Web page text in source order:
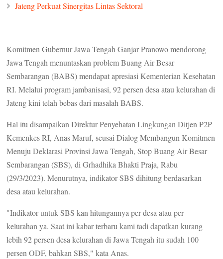
Jateng Perkuat Sinergitas Lintas Sektoral
Komitmen Gubernur Jawa Tengah Ganjar Pranowo mendorong
Jawa Tengah menuntaskan problem Buang Air Besar
Sembarangan (BABS) mendapat apresiasi Kementerian Kesehatan
RI. Melalui program jambanisasi, 92 persen desa atau kelurahan di
Jateng kini telah bebas dari masalah BABS.
Hal itu disampaikan Direktur Penyehatan Lingkungan Ditjen P2P
Kemenkes RI, Anas Maruf, seusai Dialog Membangun Komitmen
Menuju Deklarasi Provinsi Jawa Tengah, Stop Buang Air Besar
Sembarangan (SBS), di Grhadhika Bhakti Praja, Rabu
(29/3/2023). Menurutnya, indikator SBS dihitung berdasarkan
desa atau kelurahan.
"Indikator untuk SBS kan hitungannya per desa atau per
kelurahan ya. Saat ini kabar terbaru kami tadi dapatkan kurang
lebih 92 persen desa kelurahan di Jawa Tengah itu sudah 100
persen ODF, bahkan SBS," kata Anas.